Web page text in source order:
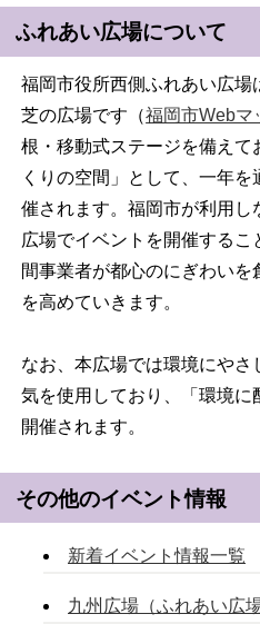
ふれあい広場について
福岡市役所西側ふれあい広場
芝の広場です（福岡市Webマ
根・移動式ステージを備え
くりの空間」として、一年
催されます。福岡市が利用
広場でイベントを開催する
間事業者が都心のにぎわい
を高めていきます。
なお、本広場では環境にや
気を使用しており、「環境に
開催されます。
その他のイベント情報
新着イベント情報一覧
九州広場（ふれあい広